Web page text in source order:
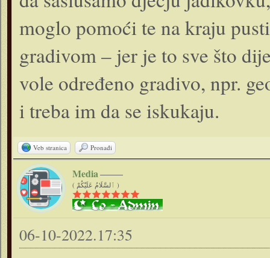
moglo pomoći te na kraju
gradivom – jer je to sve što
vole određeno gradivo, npr.
i treba im da se iskukaju.
Veb stranica Pronađi
Media
( ٱلسَّلَامُ عَلَيْكُمْ )
06-10-2022.17:35